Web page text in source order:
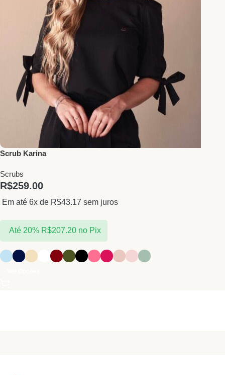
Scrub Karina
Scrubs
R$259.00
Em até 6x de R$43.17 sem juros
Até 20% R$207.20 no Pix